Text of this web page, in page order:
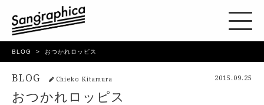
BLOG おつかれロッピス
BLOG Chieko Kitamura 2015.09.25
おつかれロッピス